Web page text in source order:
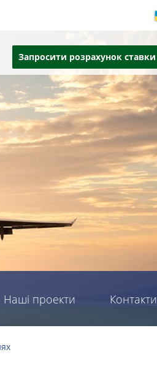
Запросити розрахунок ставки
Наші проекти Контакти